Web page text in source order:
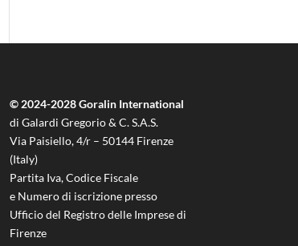
© 2024-2028 Goralin International
di Galardi Gregorio & C. S.A.S.
Via Paisiello, 4/r – 50144 Firenze
(Italy)
Partita Iva, Codice Fiscale
e Numero di iscrizione presso
Ufficio del Registro delle Imprese di
Firenze